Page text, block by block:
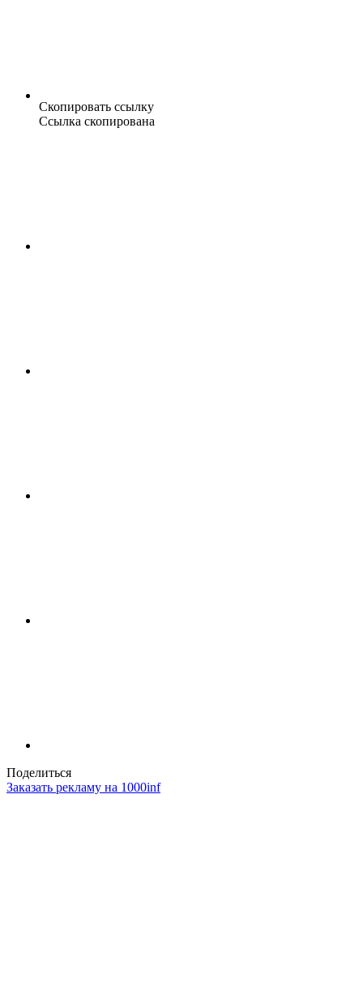
Скопировать ссылку
Ссылка скопирована
Поделиться
Заказать рекламу на 1000inf